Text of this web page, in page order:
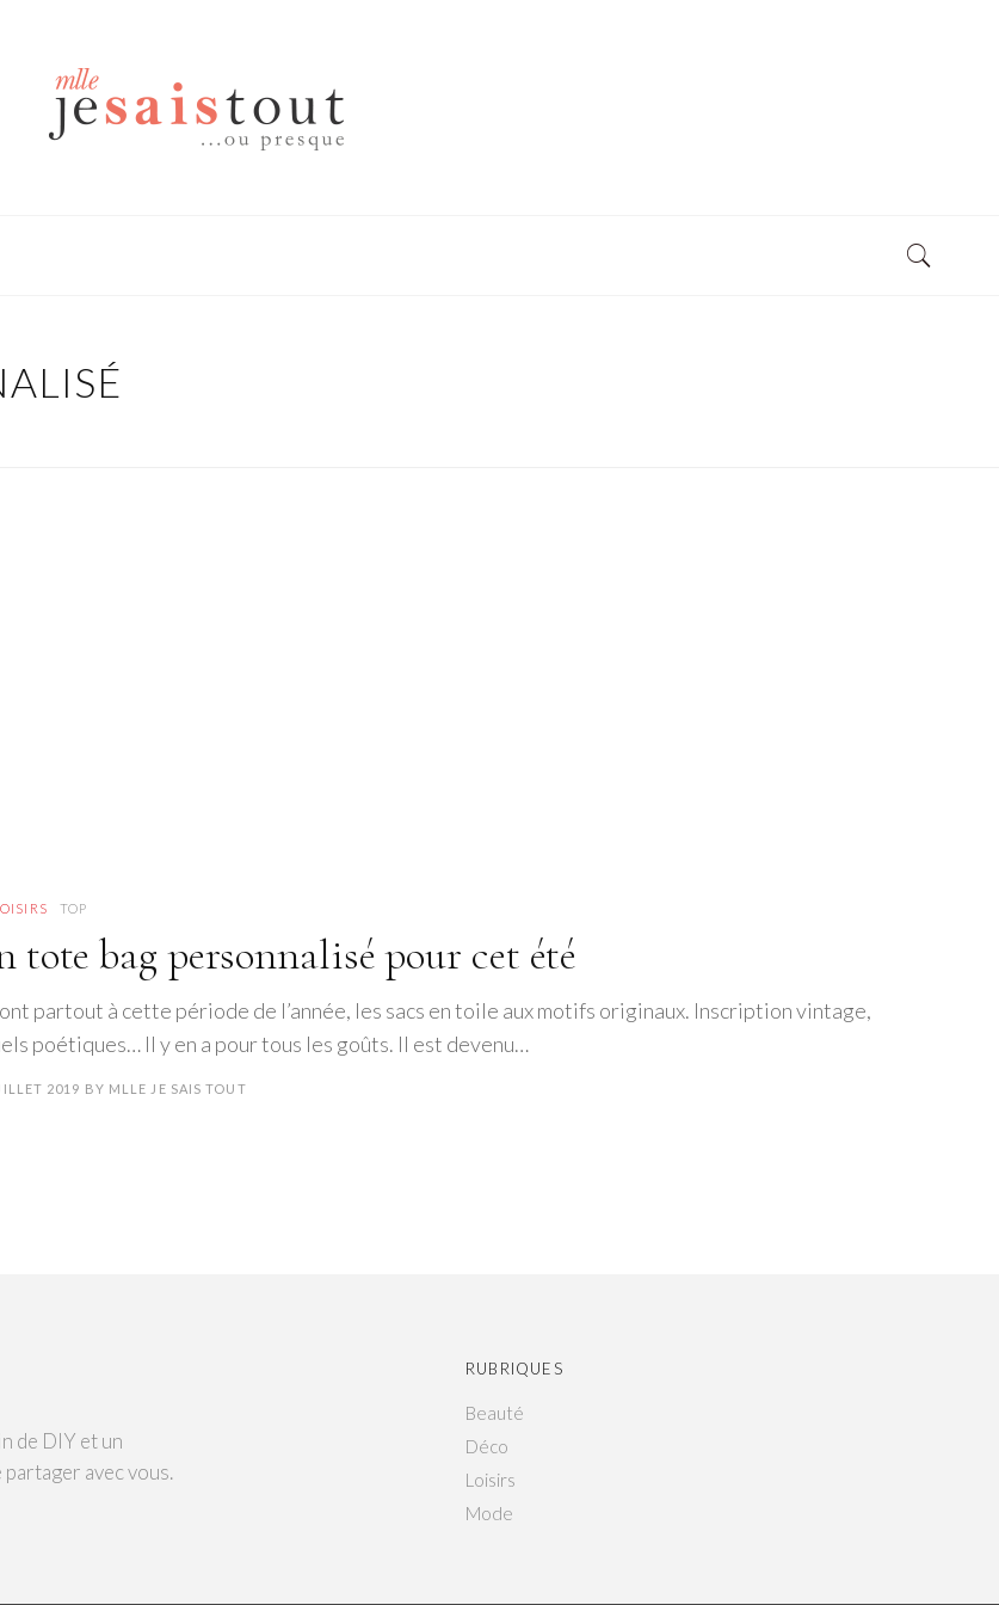
TOP
tote bag personnalisé pour cet été
partout à cette période de l’année, les sacs en toile aux motifs originaux. Inscription vintage,
poétiques… Il y en a pour tous les goûts. Il est devenu…
2019 BY MLLE JE SAIS TOUT
de DIY et un
avec vous.
RUBRIQUES
Beauté
Déco
Loisirs
Mode